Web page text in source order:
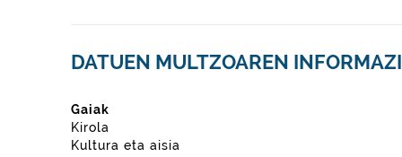
DATUEN MULTZOAREN
Gaiak
Kirola
Kultura eta aisia